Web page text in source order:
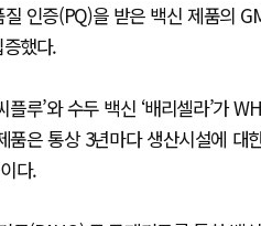
인증(PQ)을 받은 백신 제품의
했다.
루’와 수두 백신 ‘배리셀라’가
은 통상 3년마다 생산시설에 대
다.